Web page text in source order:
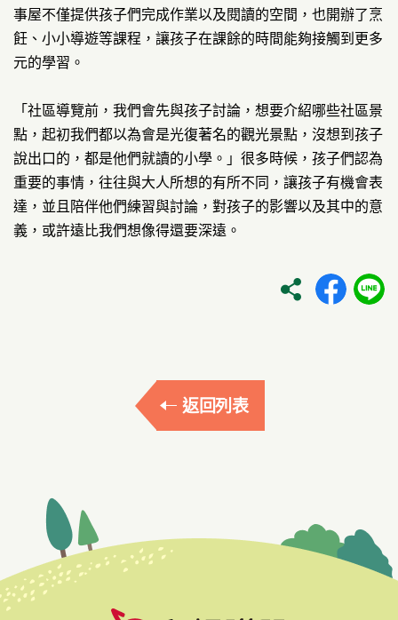
事屋不僅提供孩子們完成作業以及閱讀的空間，也開辦了烹
飪、小小導遊等課程，讓孩子在課餘的時間能夠接觸到更多
元的學習。
「社區導覽前，我們會先與孩子討論，想要介紹哪些社區景
點，起初我們都以為會是光復著名的觀光景點，沒想到孩子
說出口的，都是他們就讀的小學。」很多時候，孩子們認為
重要的事情，往往與大人所想的有所不同，讓孩子有機會表
達，並且陪伴他們練習與討論，對孩子的影響以及其中的意
義，或許遠比我們想像得還要深遠。
返回列表